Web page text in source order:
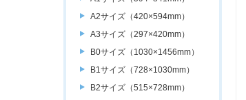
A2サイズ（420×594mm）
A3サイズ（297×420mm）
B0サイズ（1030×1456mm）
B1サイズ（728×1030mm）
B2サイズ（515×728mm）